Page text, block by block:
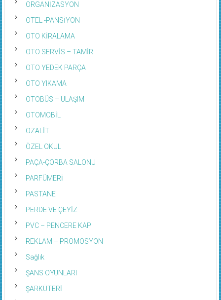
ORGANİZASYON
OTEL -PANSİYON
OTO KİRALAMA
OTO SERVİS – TAMİR
OTO YEDEK PARÇA
OTO YIKAMA
OTOBÜS – ULAŞIM
OTOMOBİL
OZALİT
ÖZEL OKUL
PAÇA-ÇORBA SALONU
PARFÜMERİ
PASTANE
PERDE VE ÇEYİZ
PVC – PENCERE KAPI
REKLAM – PROMOSYON
Sağlık
ŞANS OYUNLARI
ŞARKÜTERİ